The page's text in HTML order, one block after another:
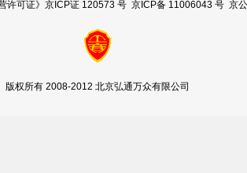
许可证》京ICP证 120573 号 京ICP备 11006043 号 京
版权所有 2008-2012 北京弘通万众有限公司